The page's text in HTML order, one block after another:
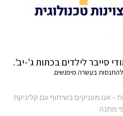
סייבר לילדים בכתות ג'-יב'.